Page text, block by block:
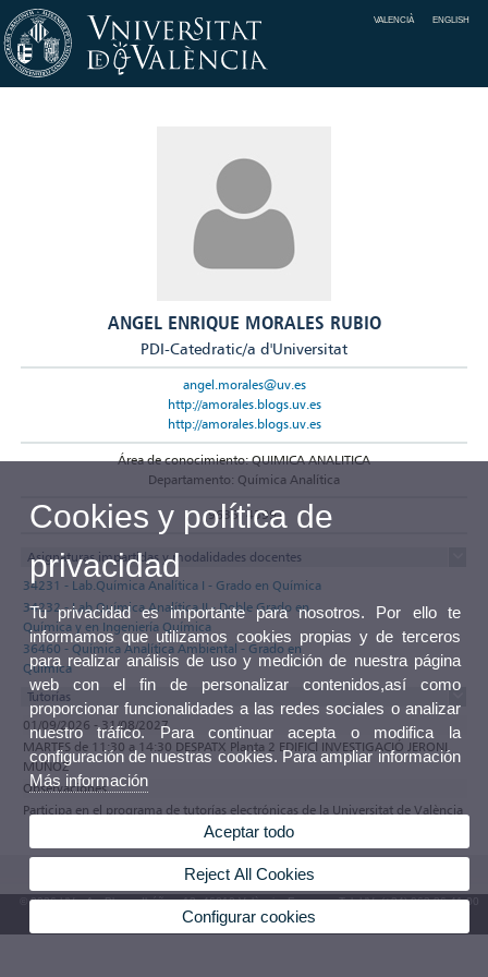
VALENCIÀ ENGLISH
ANGEL ENRIQUE MORALES RUBIO
PDI-Catedratic/a d'Universitat
angel.morales@uv.es
http://amorales.blogs.uv.es
http://amorales.blogs.uv.es
Área de conocimiento: QUIMICA ANALITICA
Departamento: Química Analítica
(9635) 43997
Asignaturas impartidas y modalidades docentes
34231 - Lab.Química Analítica I - Grado en Química
34232 - Lab.Química Analítica II - Doble Grado en
Química y en Ingeniería Química
36460 - Química Analítica Ambiental - Grado en
Química
Tutorías
01/09/2026 - 31/08/2027
MARTES de 11:30 a 14:30 DESPATX Planta 2 EDIFICI INVESTIGACIÓ JERONI
MUÑOZ
Observaciones
Participa en el programa de tutorías electrónicas de la Universitat de València
© 2026 UV. - Av. Blasco Ibáñez, 13. 46010 València. Espanya. Tel. UV: (+34) 963 86 41 00
Buzón UV
Cookies y política de
privacidad
Tu privacidad es importante para nosotros. Por ello te
informamos que utilizamos cookies propias y de terceros
para realizar análisis de uso y medición de nuestra página
web con el fin de personalizar contenidos,así como
proporcionar funcionalidades a las redes sociales o analizar
nuestro tráfico. Para continuar acepta o modifica la
configuración de nuestras cookies. Para ampliar información
Más información
Aceptar todo
Reject All Cookies
Configurar cookies